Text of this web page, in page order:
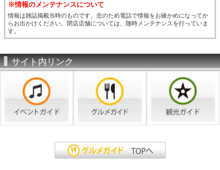
※情報のメンテナンスについて
情報は雑誌掲載当時のものです。念のため電話で情報をお確かめになってか
らお出かけください。閉店店舗については、随時メンテナンスを行っていま
す。
サイト内リンク